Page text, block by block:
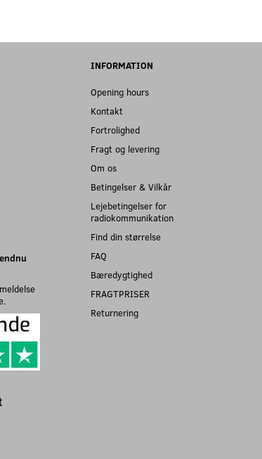
INFORMATION
Opening hours
Kontakt
Fortrolighed
Fragt og levering
Om os
Betingelser & Vilkår
Lejebetingelser for
radiokommunikation
Find din størrelse
FAQ
Bæredygtighed
FRAGTPRISER
Returnering